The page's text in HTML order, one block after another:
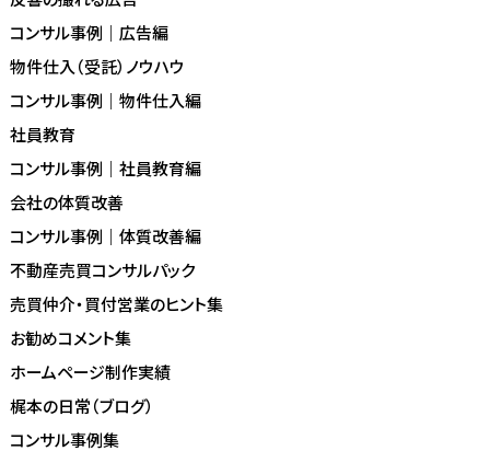
コンサル事例｜広告編
物件仕入（受託）ノウハウ
コンサル事例｜物件仕入編
社員教育
コンサル事例｜社員教育編
会社の体質改善
コンサル事例｜体質改善編
不動産売買コンサルパック
売買仲介・買付営業のヒント集
お勧めコメント集
ホームページ制作実績
梶本の日常（ブログ）
コンサル事例集